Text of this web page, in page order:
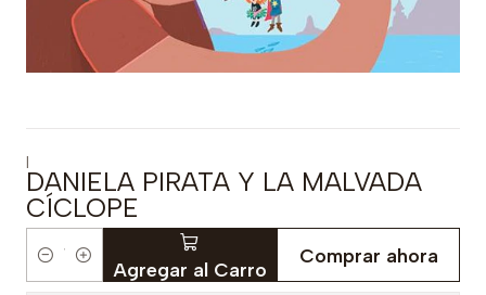
|
DANIELA PIRATA Y LA MALVADA
CÍCLOPE
Cantidad Agregar al Carro
Comprar ahora